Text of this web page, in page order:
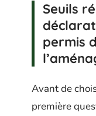
Seuils
permis
Avant de
première